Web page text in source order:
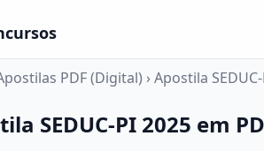
PDF (Digital) › Apostila
SEDUC-PI 2025 em